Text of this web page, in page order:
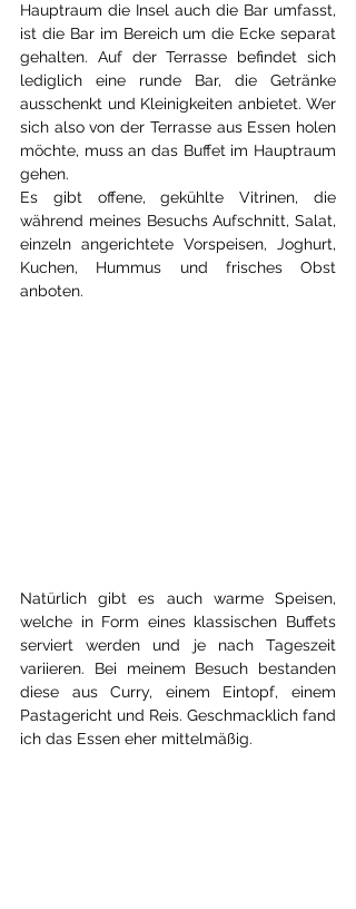
Hauptraum die Insel auch die Bar umfasst,
ist die Bar im Bereich um die Ecke separat
gehalten. Auf der Terrasse befindet sich
lediglich eine runde Bar, die Getränke
ausschenkt und Kleinigkeiten anbietet. Wer
sich also von der Terrasse aus Essen holen
möchte, muss an das Buffet im Hauptraum
gehen.
Es gibt offene, gekühlte Vitrinen, die
während meines Besuchs Aufschnitt, Salat,
einzeln angerichtete Vorspeisen, Joghurt,
Kuchen, Hummus und frisches Obst
anboten.
Natürlich gibt es auch warme Speisen,
welche in Form eines klassischen Buffets
serviert werden und je nach Tageszeit
variieren. Bei meinem Besuch bestanden
diese aus Curry, einem Eintopf, einem
Pastagericht und Reis. Geschmacklich fand
ich das Essen eher mittelmäßig.